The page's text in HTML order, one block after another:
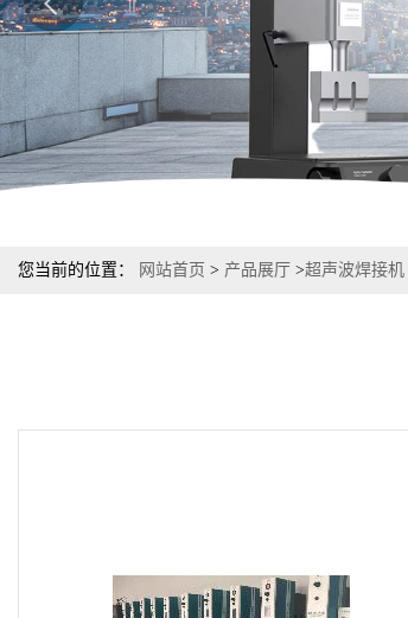
您当前的位置： 网站首页 > 产品展厅 >超声波焊接机